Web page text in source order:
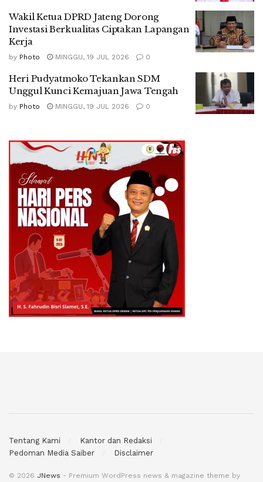
Wakil Ketua DPRD Jateng Dorong
Investasi Berkualitas Ciptakan Lapangan
Kerja
by Photo MINGGU, 19 JUL 2026 0
Heri Pudyatmoko Tekankan SDM
Unggul Kunci Kemajuan Jawa Tengah
by Photo MINGGU, 19 JUL 2026 0
Tentang Kami
Kantor dan Redaksi
Pedoman Media Saiber
Disclaimer
© 2026 JNews - Premium WordPress news & magazine theme by